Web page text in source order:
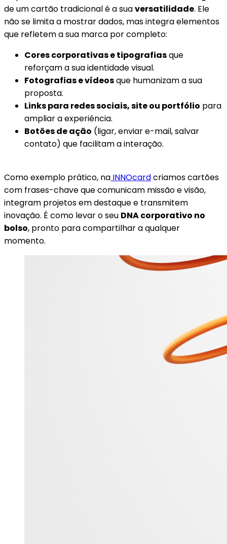
de um cartão tradicional é a suaversatilidade. Ele
não se limita a mostrar dados, mas integra elementos
que refletem a sua marca por completo:
Cores corporativas e tipografiasque
reforçam a sua identidade visual.
Fotografias e vídeosque humanizam a sua
proposta.
Links para redes sociais, site ou portfólio para
ampliar a experiência.
Botões de ação (ligar, enviar e-mail, salvar
contato) que facilitam a interação.
Como exemplo prático, na INNOcardcriamos cartões
com frases-chave que comunicam missão e visão,
integram projetos em destaque e transmitem
inovação. É como levar o seu DNA corporativo no
bolso, pronto para compartilhar a qualquer
momento.